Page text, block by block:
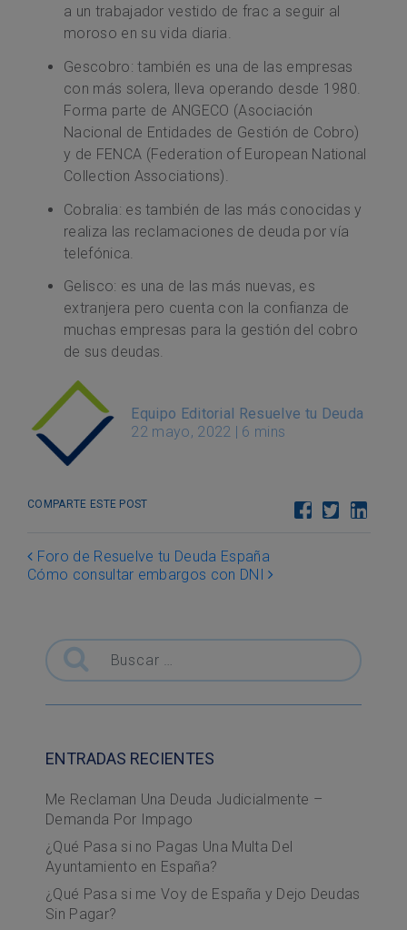
a un trabajador vestido de frac a seguir al
moroso en su vida diaria.
Gescobro: también es una de las empresas
con más solera, lleva operando desde 1980.
Forma parte de ANGECO (Asociación
Nacional de Entidades de Gestión de Cobro)
y de FENCA (Federation of European National
Collection Associations).
Cobralia: es también de las más conocidas y
realiza las reclamaciones de deuda por vía
telefónica.
Gelisco: es una de las más nuevas, es
extranjera pero cuenta con la confianza de
muchas empresas para la gestión del cobro
de sus deudas.
Equipo Editorial Resuelve tu Deuda
22 mayo, 2022
6 mins
COMPARTE ESTE POST
Post navigation
Foro de Resuelve tu Deuda España
Cómo consultar embargos con DNI
Buscar
ENTRADAS RECIENTES
Me Reclaman Una Deuda Judicialmente –
Demanda Por Impago
¿Qué Pasa si no Pagas Una Multa Del
Ayuntamiento en España?
¿Qué Pasa si me Voy de España y Dejo Deudas
Sin Pagar?